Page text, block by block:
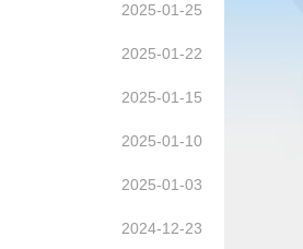
2025-01-25
2025-01-22
2025-01-15
2025-01-10
2025-01-03
2024-12-23